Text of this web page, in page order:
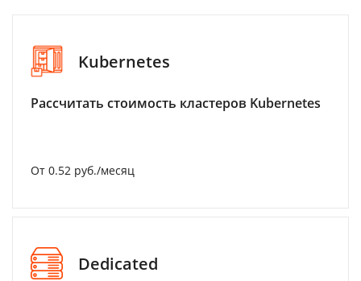
Kubernetes
Рассчитать стоимость кластеров Kubernetes
От 0.52 руб./месяц
Dedicated